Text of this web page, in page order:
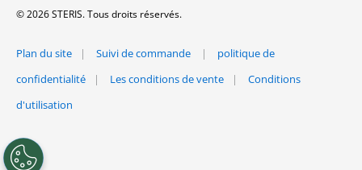
© 2026 STERIS. Tous droits réservés.
Plan du site Suivi de commande
politique de
confidentialité
Les conditions de vente
Conditions
d'utilisation